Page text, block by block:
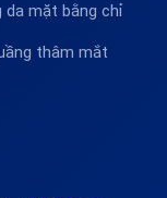
da mặt bằng chỉ
thâm mắt